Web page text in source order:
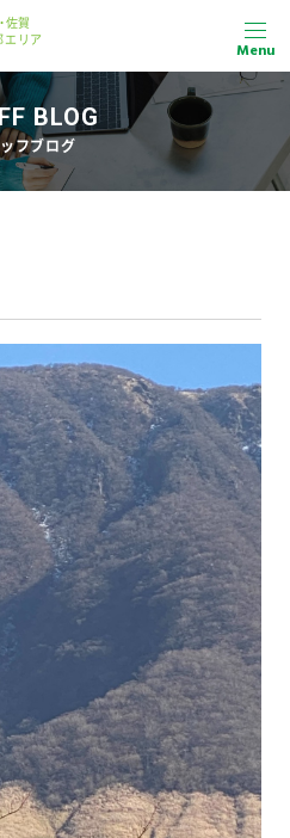
佐賀
エリア
Menu
BLOG
フブログ